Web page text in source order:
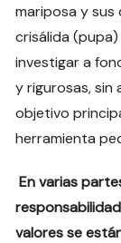
mariposa y sus
crisálida
investigar a
y rigurosas, sin
objetivo
herramienta
En varias
valores se